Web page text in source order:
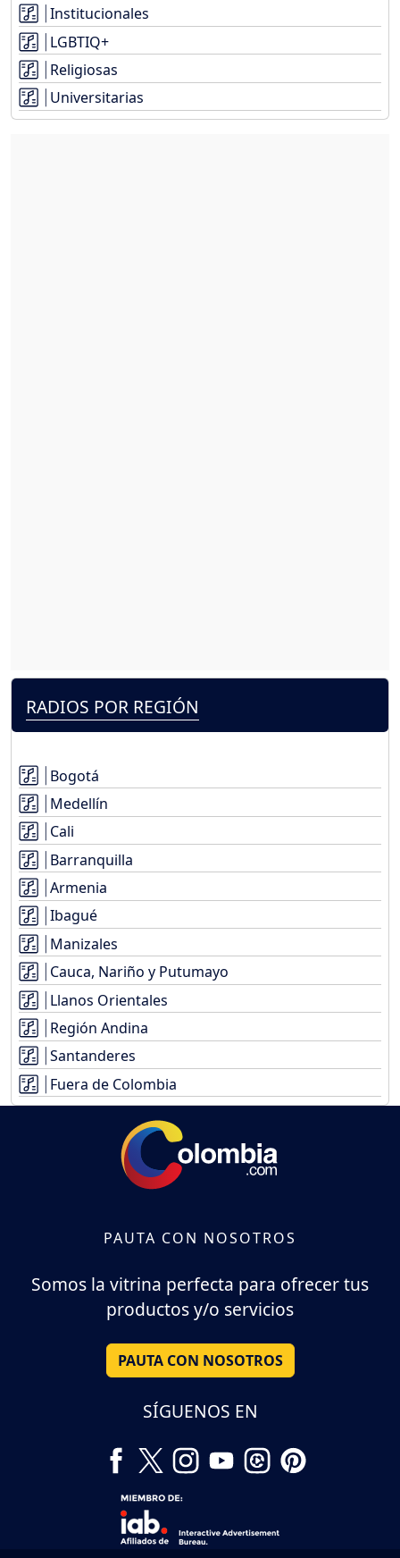
Institucionales
LGBTIQ+
Religiosas
Universitarias
RADIOS POR REGIÓN
Bogotá
Medellín
Cali
Barranquilla
Armenia
Ibagué
Manizales
Cauca, Nariño y Putumayo
Llanos Orientales
Región Andina
Santanderes
Fuera de Colombia
PAUTA CON NOSOTROS
Somos la vitrina perfecta para ofrecer tus
productos y/o servicios
PAUTA CON NOSOTROS
SÍGUENOS EN